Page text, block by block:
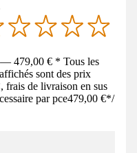
479,00 € * Tous les
sont des prix
frais de livraison en sus
par pce479,00 €*/